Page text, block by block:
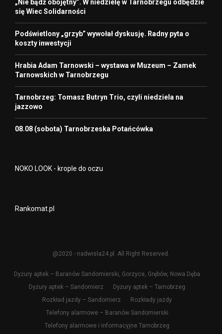
„Nie bądź obojętny”. W niedzielę w Tarnobrzegu odbędzie
się Wiec Solidarności
Podświetlony „grzyb” wywołał dyskusję. Radny pyta o
koszty inwestycji
Hrabia Adam Tarnowski – wystawa w Muzeum – Zamek
Tarnowskich w Tarnobrzegu
Tarnobrzeg: Tomasz Butryn Trio, czyli niedziela na
jazzowo
08.08 (sobota) Tarnobrzeska Potańcówka
NOKO LOOK - krople do oczu
Rankomat.pl
@2020 - nadwisla24.pl. All Right Reserved.
Dyżury aptek – Baranów Sandomierski, Gorzyce, Grębów, Nowa Dęba
Dyżury aptek – Sandomierz
Dyżury aptek – Tarnobrzeg
Rozkład jazdy – Sandomierz
Rozkłady jazdy
Telefony alarmowe – Baranów Sandomierski
Telefony alarmowe i informacyjne Tarnobrzeg